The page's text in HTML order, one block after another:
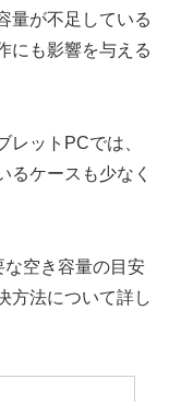
量が不足している
にも影響を与える
レットPCでは、
るケースも少なく
空き容量の目安
方法について詳し